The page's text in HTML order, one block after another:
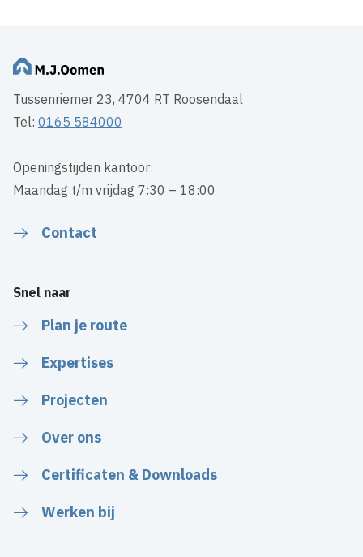
Tussenriemer 23, 4704 RT Roosendaal
Tel:0165 584000
Openingstijden kantoor:
Maandag t/m vrijdag 7:30 – 18:00
Contact
Snel naar
Plan je route
Expertises
Projecten
Over ons
Certificaten & Downloads
Werken bij